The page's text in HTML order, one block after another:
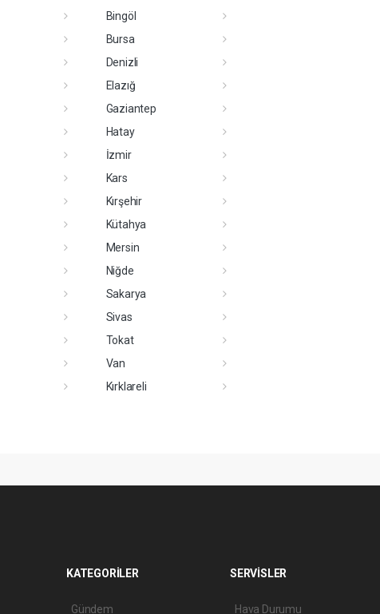
Bingöl
Bursa
Denizli
Elazığ
Gaziantep
Hatay
İzmir
Kars
Kırşehir
Kütahya
Mersin
Niğde
Sakarya
Sivas
Tokat
Van
Kırklareli
KATEGORİLER
Gündem
SERVİSLER
Hava Durumu